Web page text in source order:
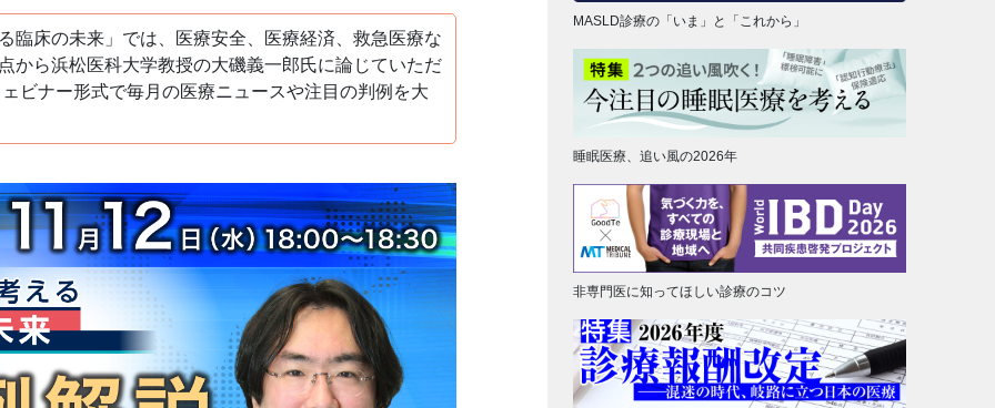
臨床の未来」では、医療安全、医療経済、救急医療な
から浜松医科大学教授の大磯義一郎氏に論じていただ
ビナー形式で毎月の医療ニュースや注目の判例を大
MASLD診療の「いま」と「これから」
睡眠医療、追い風の2026年
非専門医に知ってほしい診療のコツ